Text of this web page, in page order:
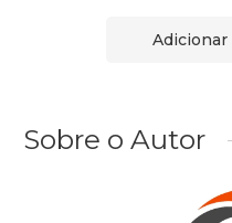
Adicionar
Sobre o Autor